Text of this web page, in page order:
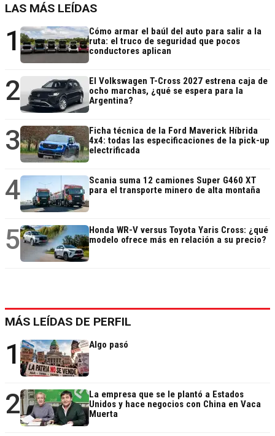
LAS MÁS LEÍDAS
1
Cómo armar el baúl del auto para salir a la
ruta: el truco de seguridad que pocos
conductores aplican
2
El Volkswagen T-Cross 2027 estrena caja de
ocho marchas, ¿qué se espera para la
Argentina?
3
Ficha técnica de la Ford Maverick Híbrida
4x4: todas las especificaciones de la pick-up
electrificada
4
Scania suma 12 camiones Super G460 XT
para el transporte minero de alta montaña
5
Honda WR-V versus Toyota Yaris Cross: ¿qué
modelo ofrece más en relación a su precio?
MÁS LEÍDAS DE PERFIL
1 Algo pasó
2
La empresa que se le plantó a Estados
Unidos y hace negocios con China en Vaca
Muerta